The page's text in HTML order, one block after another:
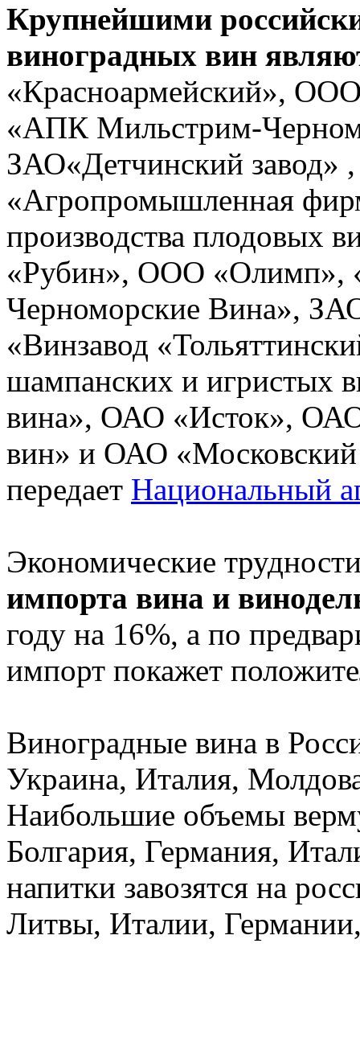
Крупнейшими
виноградных вин
«Красноармейский»,
«АПК Мильстрим-
ЗАО«Детчинский
«Агропромышленная
производства плодовых
«Рубин», ООО
Черноморские Вина»,
«Винзавод
шампанских и игристых
вина», ОАО «Исток», ОАО
вин» и ОАО
передает Национальный
Экономические
импорта вина и
году на 16%, а по
импорт покажет
Виноградные вина в
Украина, Италия,
Наибольшие объемы
Болгария, Германия,
напитки завозятся на
Литвы, Италии,